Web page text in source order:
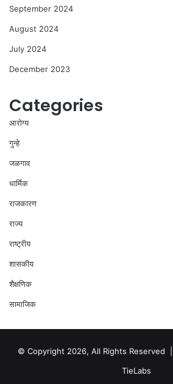
September 2024
August 2024
July 2024
December 2023
Categories
आरोग्य
गुन्हे
जळगाव
धार्मिक
राजकारण
राज्य
राष्ट्रीय
शासकीय
शैक्षणिक
सामाजिक
© Copyright 2026, All Rights Reserved |
TieLabs